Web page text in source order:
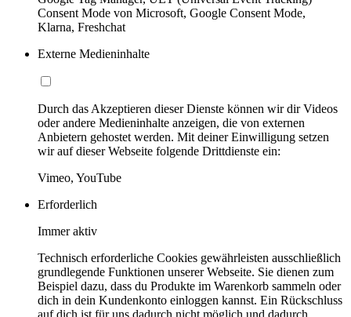
Consent Mode von Microsoft, Google Consent Mode,
Klarna, Freshchat
Externe Medieninhalte
Durch das Akzeptieren dieser Dienste können wir dir Videos
oder andere Medieninhalte anzeigen, die von externen
Anbietern gehostet werden. Mit deiner Einwilligung setzen
wir auf dieser Webseite folgende Drittdienste ein:
Vimeo, YouTube
Erforderlich
Immer aktiv
Technisch erforderliche Cookies gewährleisten ausschließlich
grundlegende Funktionen unserer Webseite. Sie dienen zum
Beispiel dazu, dass du Produkte im Warenkorb sammeln oder
dich in dein Kundenkonto einloggen kannst. Ein Rückschluss
auf dich ist für uns dadurch nicht möglich und dadurch